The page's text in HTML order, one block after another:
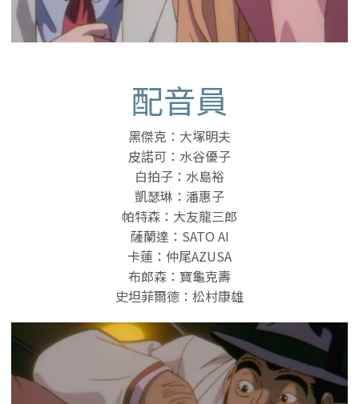
配音員
黑傑克：大塚明夫
皮諾可：水谷優子
白拍子：水島裕
凱瑟琳：潘惠子
帕特森：大友龍三郎
薩蘭達：SATO AI
卡蓮：仲尾AZUSA
布郎森：寶龜克壽
史坦菲爾德：松村康雄